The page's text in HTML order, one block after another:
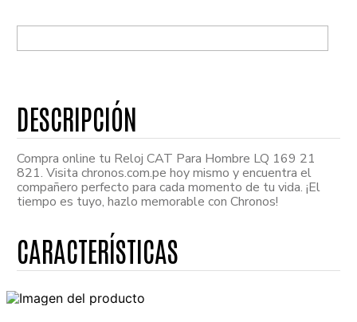
Compra online tu Reloj CAT Para Hombre LQ 169 21
821. Visita chronos.com.pe hoy mismo y encuentra el
compañero perfecto para cada momento de tu vida. ¡El
tiempo es tuyo, hazlo memorable con Chronos!